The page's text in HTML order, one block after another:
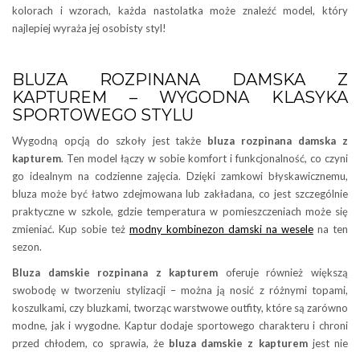
kolorach i wzorach, każda nastolatka może znaleźć model, który
najlepiej wyraża jej osobisty styl!
BLUZA ROZPINANA DAMSKA Z
KAPTUREM – WYGODNA KLASYKA
SPORTOWEGO STYLU
Wygodną opcją do szkoły jest także bluza rozpinana damska z
kapturem. Ten model łączy w sobie komfort i funkcjonalność, co czyni
go idealnym na codzienne zajęcia. Dzięki zamkowi błyskawicznemu,
bluza może być łatwo zdejmowana lub zakładana, co jest szczególnie
praktyczne w szkole, gdzie temperatura w pomieszczeniach może się
zmieniać. Kup sobie też modny kombinezon damski na wesele na ten
sezon.
Bluza damskie rozpinana z kapturem oferuje również większą
swobodę w tworzeniu stylizacji – można ją nosić z różnymi topami,
koszulkami, czy bluzkami, tworząc warstwowe outfity, które są zarówno
modne, jak i wygodne. Kaptur dodaje sportowego charakteru i chroni
przed chłodem, co sprawia, że bluza damskie z kapturemjest nie